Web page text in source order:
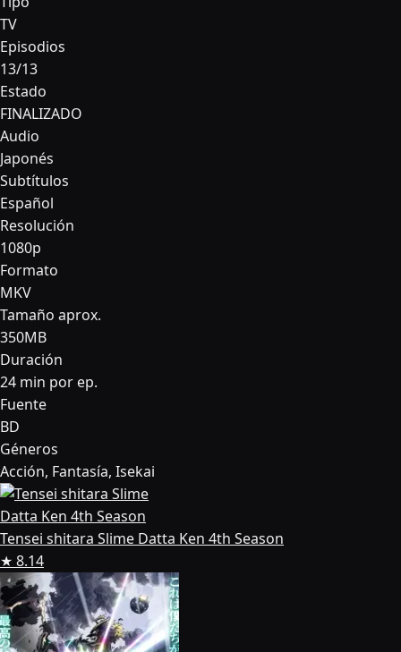
TV
Episodios
13/13
Estado
FINALIZADO
Audio
Japonés
Subtítulos
Español
Resolución
1080p
Formato
MKV
Tamaño aprox.
350MB
Duración
24 min por ep.
Fuente
BD
Géneros
Acción, Fantasía, Isekai
Tensei shitara Slime Datta Ken 4th Season
★ 8.14